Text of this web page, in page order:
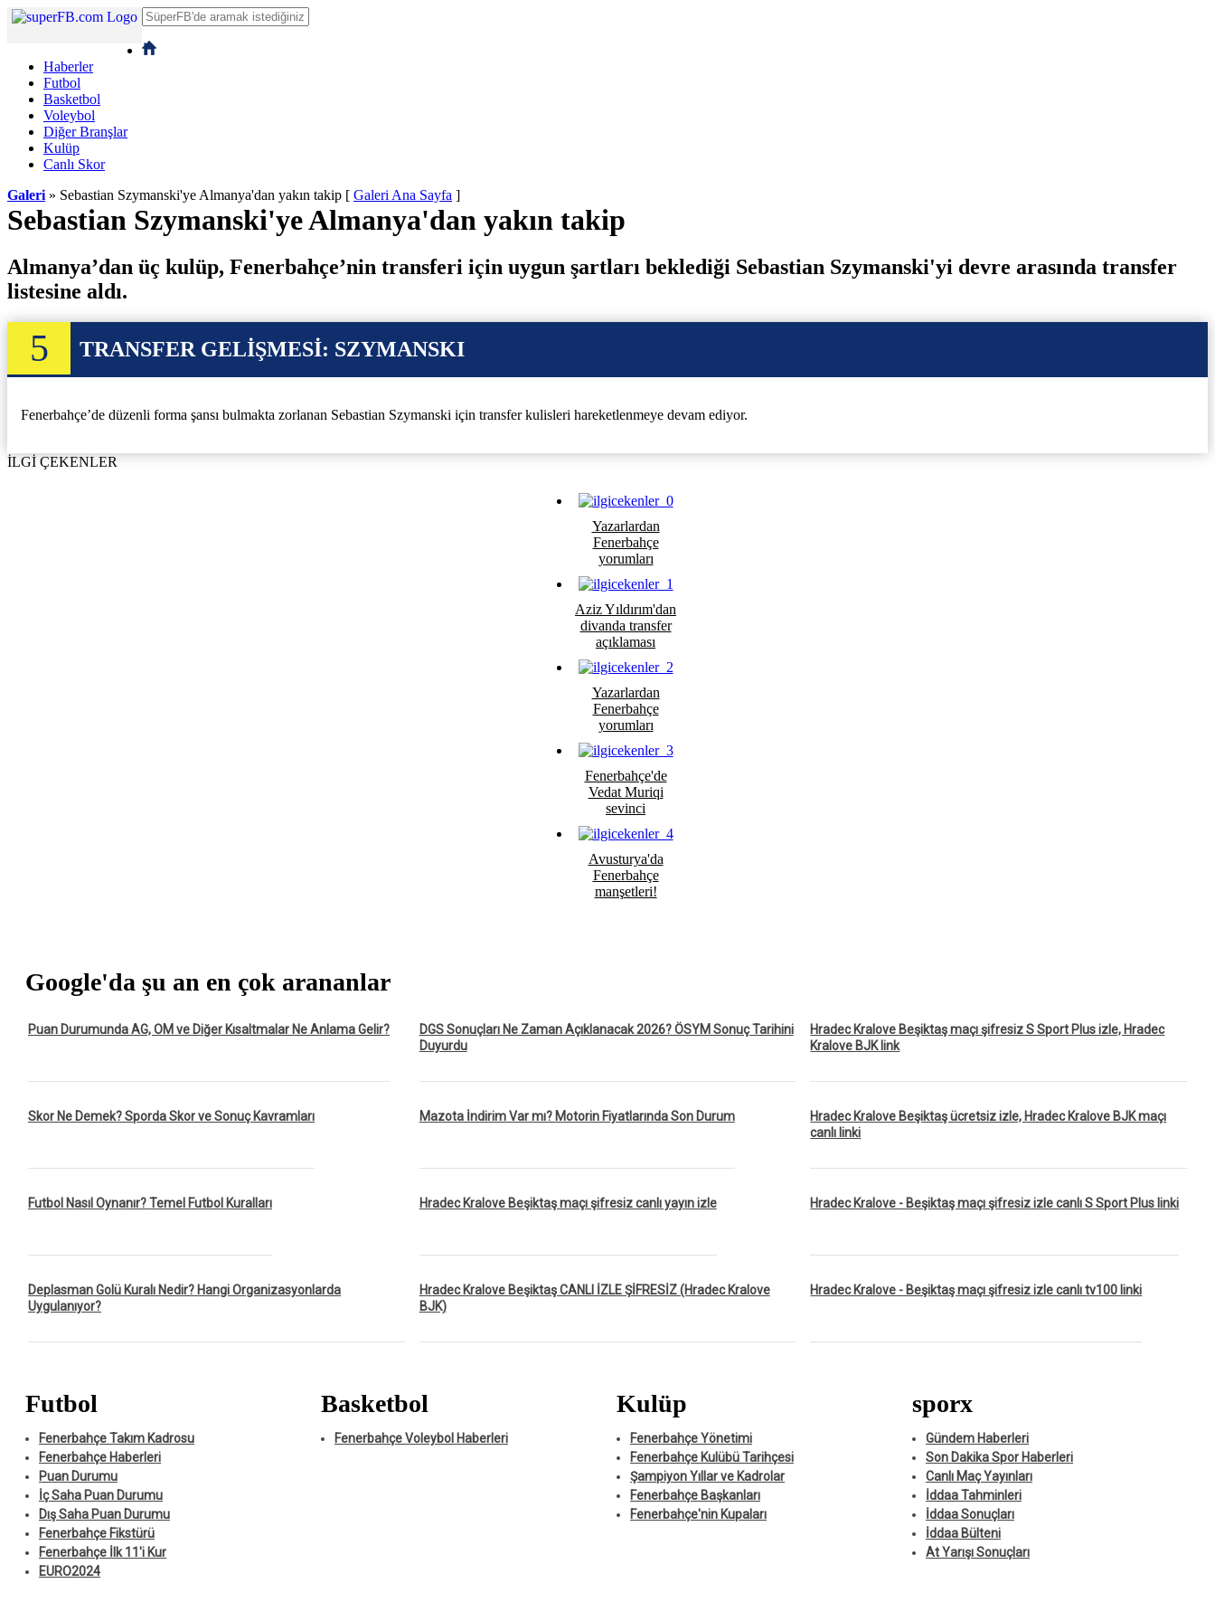
Haberler
Futbol
Basketbol
Voleybol
Diğer Branşlar
Kulüp
Canlı Skor
Galeri » Sebastian Szymanski'ye Almanya'dan yakın takip [ Galeri Ana Sayfa ]
Sebastian Szymanski'ye Almanya'dan yakın takip
Almanya’dan üç kulüp, Fenerbahçe’nin transferi için uygun şartları beklediği Sebastian Szymanski'yi devre arasında transfer
listesine aldı.
5 TRANSFER GELİŞMESİ: SZYMANSKI
Fenerbahçe’de düzenli forma şansı bulmakta zorlanan Sebastian Szymanski için transfer kulisleri hareketlenmeye devam ediyor.
İLGİ ÇEKENLER
Yazarlardan
Fenerbahçe
yorumları
Aziz Yıldırım'dan
divanda transfer
açıklaması
Yazarlardan
Fenerbahçe
yorumları
Fenerbahçe'de
Vedat Muriqi
sevinci
Avusturya'da
Fenerbahçe
manşetleri!
Google'da şu an en çok arananlar
Puan Durumunda AG, OM ve Diğer Kısaltmalar Ne Anlama Gelir?
Skor Ne Demek? Sporda Skor ve Sonuç Kavramları
Futbol Nasıl Oynanır? Temel Futbol Kuralları
Deplasman Golü Kuralı Nedir? Hangi Organizasyonlarda
Uygulanıyor?
DGS Sonuçları Ne Zaman Açıklanacak 2026? ÖSYM Sonuç Tarihini
Duyurdu
Mazota İndirim Var mı? Motorin Fiyatlarında Son Durum
Hradec Kralove Beşiktaş maçı şifresiz canlı yayın izle
Hradec Kralove Beşiktaş CANLI İZLE ŞİFRESİZ (Hradec Kralove
BJK)
Hradec Kralove Beşiktaş maçı şifresiz S Sport Plus izle, Hradec
Kralove BJK link
Hradec Kralove Beşiktaş ücretsiz izle, Hradec Kralove BJK maçı
canlı linki
Hradec Kralove - Beşiktaş maçı şifresiz izle canlı S Sport Plus linki
Hradec Kralove - Beşiktaş maçı şifresiz izle canlı tv100 linki
Futbol
Fenerbahçe Takım Kadrosu
Fenerbahçe Haberleri
Puan Durumu
İç Saha Puan Durumu
Dış Saha Puan Durumu
Fenerbahçe Fikstürü
Fenerbahçe İlk 11'i Kur
EURO2024
Basketbol
Fenerbahçe Voleybol Haberleri
Kulüp
Fenerbahçe Yönetimi
Fenerbahçe Kulübü Tarihçesi
Şampiyon Yıllar ve Kadrolar
Fenerbahçe Başkanları
Fenerbahçe'nin Kupaları
sporx
Gündem Haberleri
Son Dakika Spor Haberleri
Canlı Maç Yayınları
İddaa Tahminleri
İddaa Sonuçları
İddaa Bülteni
At Yarışı Sonuçları